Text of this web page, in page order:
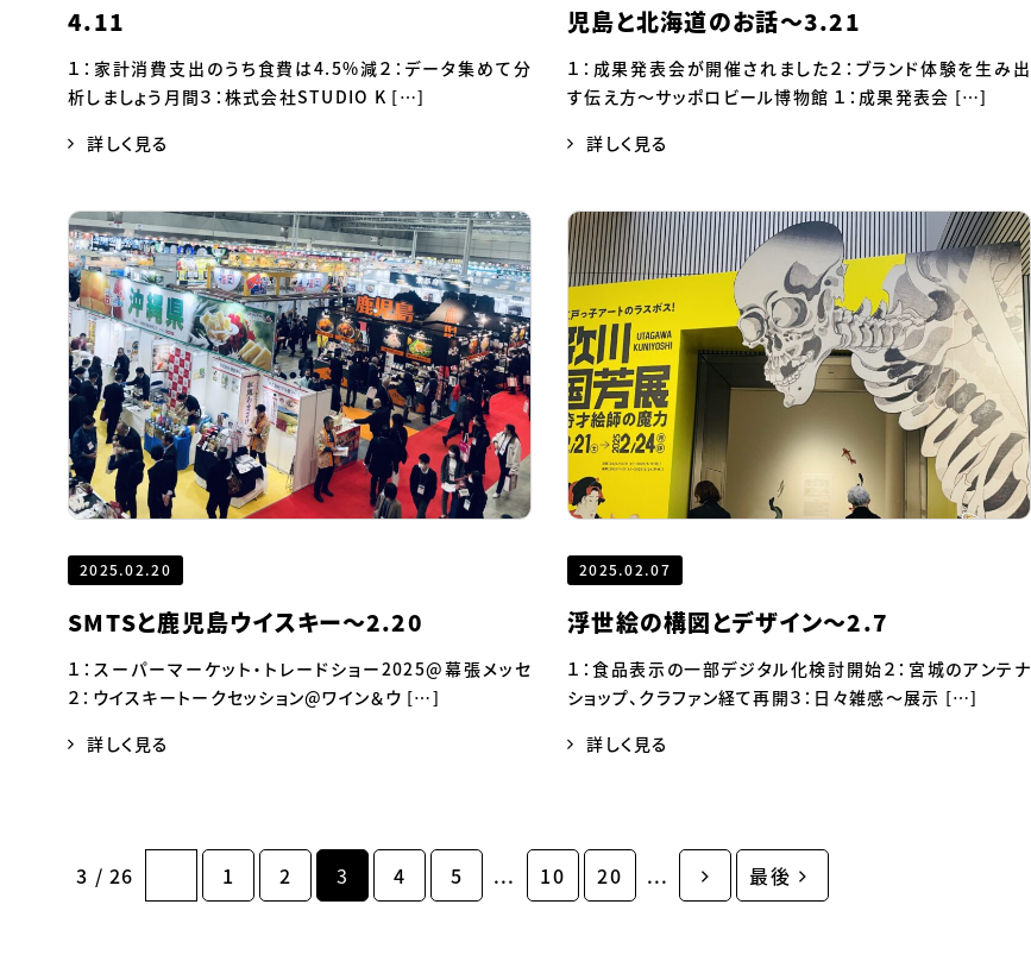
4.11
１：家計消費支出のうち食費は4.5%減２：データ集めて分
析しましょう月間３：株式会社STUDIO K […]
詳しく見る
児島と北海道のお話～3.21
１：成果発表会が開催されました２：ブランド体験を生み出
す伝え方～サッポロビール博物館 １：成果発表会 […]
詳しく見る
2025.02.20
SMTSと鹿児島ウイスキー～2.20
１：スーパーマーケット・トレードショー2025@幕張メッセ
２：ウイスキートークセッション@ワイン＆ウ […]
詳しく見る
2025.02.07
浮世絵の構図とデザイン～2.7
１：食品表示の一部デジタル化検討開始２：宮城のアンテナ
ショップ、クラファン経て再開３：日々雑感～展示 […]
詳しく見る
3 / 26 1 2 3 4 5 ... 10 20 ... 最後